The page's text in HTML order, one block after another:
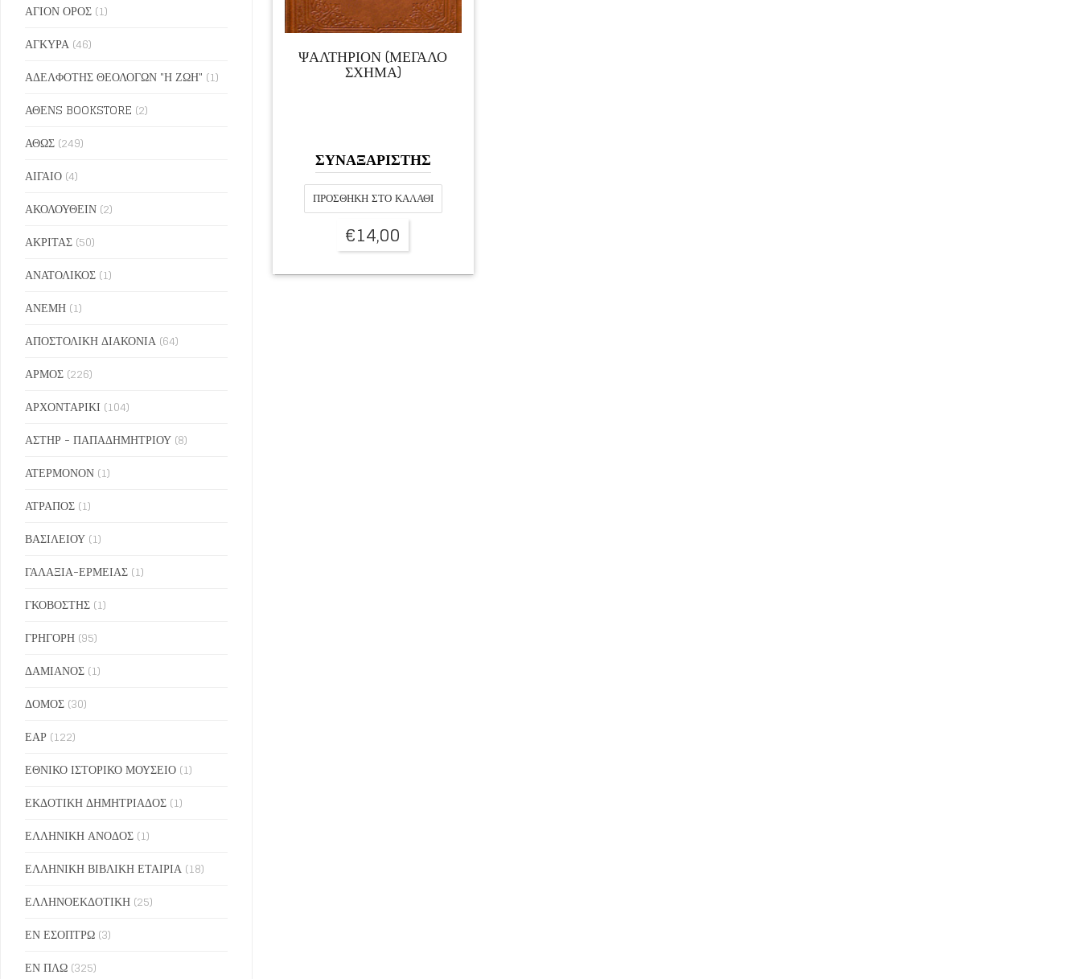
ΨΑΛΤΗΡΙΟΝ (ΜΕΓΑΛΟ
ΣΧΗΜΑ)
ΣΥΝΑΞΑΡΙΣΤΗΣ
ΠΡΟΣΘΉΚΗ ΣΤΟ ΚΑΛΆΘΙ
€14,00
ΑΓΙΟΝ ΟΡΟΣ (1)
ΑΓΚΥΡΑ (46)
ΑΔΕΛΦΟΤΗΣ ΘΕΟΛΟΓΩΝ "Η ΖΩΗ" (1)
ΑΘΕΝS BOOKSTORE (2)
ΑΘΩΣ (249)
ΑΙΓΑΙΟ (4)
ΑΚΟΛΟΥΘΕΙΝ (2)
ΑΚΡΙΤΑΣ (50)
ΑΝΑΤΟΛΙΚΟΣ (1)
ΑΝΕΜΗ (1)
ΑΠΟΣΤΟΛΙΚΗ ΔΙΑΚΟΝΙΑ (64)
ΑΡΜΟΣ (226)
ΑΡΧΟΝΤΑΡΙΚΙ (104)
ΑΣΤΗΡ - ΠΑΠΑΔΗΜΗΤΡΙΟΥ (8)
ΑΤΕΡΜΟΝΟΝ (1)
ΑΤΡΑΠΟΣ (1)
ΒΑΣΙΛΕΙΟΥ (1)
ΓΑΛΑΞΙΑ-ΕΡΜΕΙΑΣ (1)
ΓΚΟΒΟΣΤΗΣ (1)
ΓΡΗΓΟΡΗ (95)
ΔΑΜΙΑΝΟΣ (1)
ΔΟΜΟΣ (30)
ΕΑΡ (122)
ΕΘΝΙΚΟ ΙΣΤΟΡΙΚΟ ΜΟΥΣΕΙΟ (1)
ΕΚΔΟΤΙΚΗ ΔΗΜΗΤΡΙΑΔΟΣ (1)
ΕΛΛΗΝΙΚΗ ΑΝΟΔΟΣ (1)
ΕΛΛΗΝΙΚΗ ΒΙΒΛΙΚΗ ΕΤΑΙΡΙΑ (18)
ΕΛΛΗΝΟΕΚΔΟΤΙΚΗ (25)
ΕΝ ΕΣΟΠΤΡΩ (3)
ΕΝ ΠΛΩ (325)